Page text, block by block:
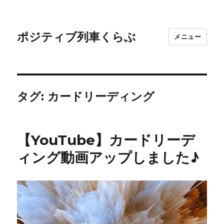
ポジティブ列車くらぶ メニュー
タグ: カードリーディング
【YouTube】カードリーデ
ィング動画アップしました♪